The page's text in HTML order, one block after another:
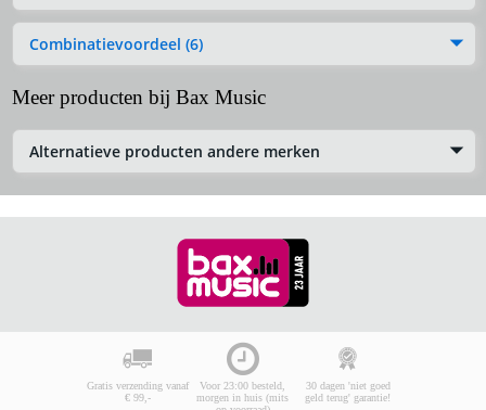
Combinatievoordeel (6)
Meer producten bij Bax Music
Alternatieve producten andere merken
Gratis verzending vanaf
€ 99,-
Voor 23:00 besteld,
morgen in huis (mits
30 dagen 'niet goed
geld terug' garantie!